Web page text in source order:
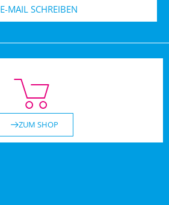
E-MAIL SCHREIBEN
ZUM SHOP